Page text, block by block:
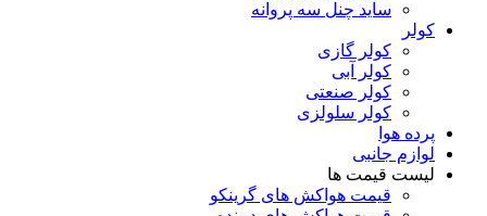
ساید چنل سه پروانه
کولر
کولر گازی
کولر آبی
کولر صنعتی
کولر سلولزی
پرده هوا
لوازم جانبی
لیست قیمت ها
قیمت هواکش های گرینکو